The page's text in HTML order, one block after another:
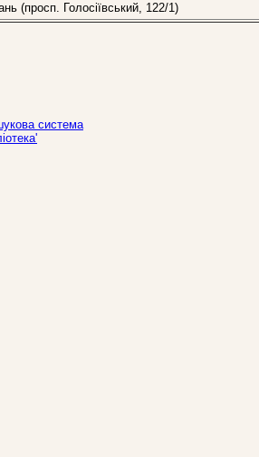
(просп. Голосіївський, 122/1)
система